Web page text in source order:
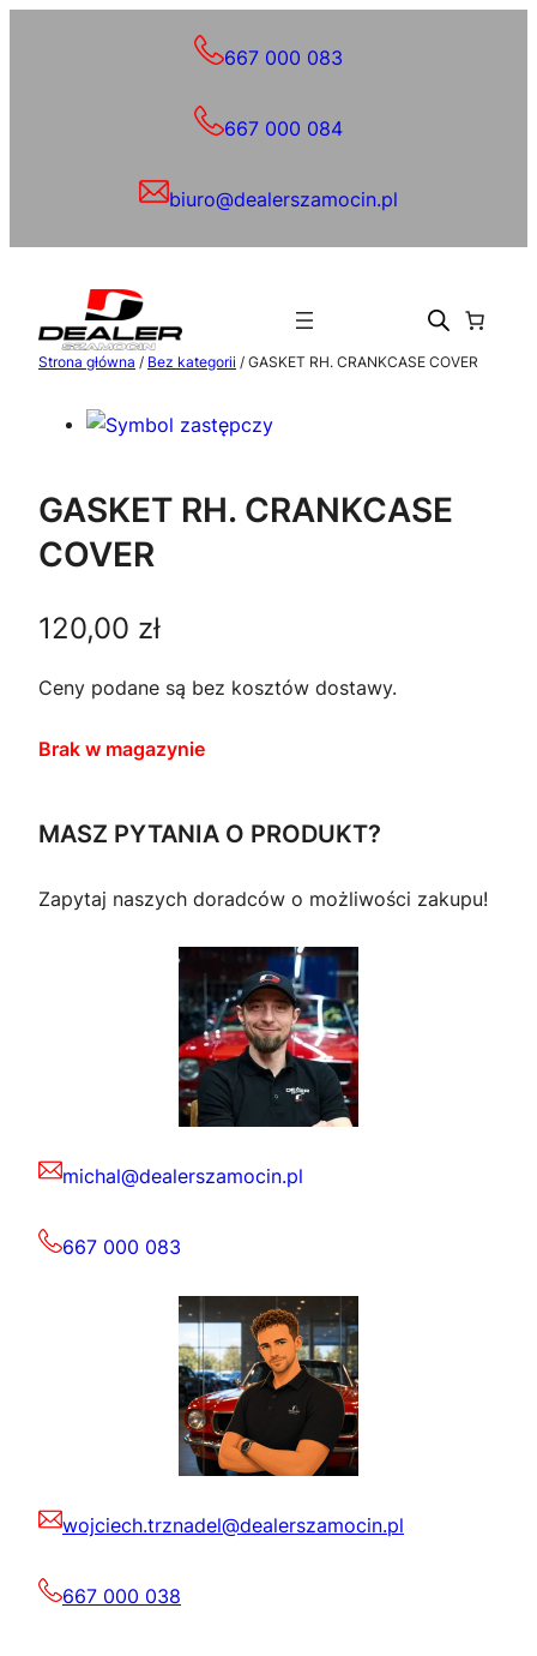
667 000 083
667 000 084
biuro@dealerszamocin.pl
Strona główna / Bez kategorii / GASKET RH. CRANKCASE COVER
GASKET RH. CRANKCASE
COVER
120,00 zł
Ceny podane są bez kosztów dostawy.
Brak w magazynie
MASZ PYTANIA O PRODUKT?
Zapytaj naszych doradców o możliwości zakupu!
michal@dealerszamocin.pl
667 000 083
wojciech.trznadel@dealerszamocin.pl
667 000 038